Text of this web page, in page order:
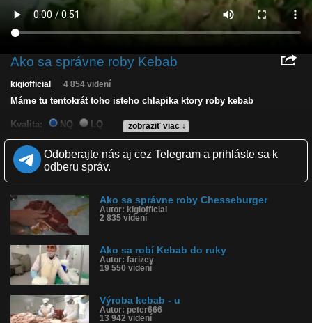
Ako sa správne roby Kebab
zobraziť viac ↓
kigiofficial 4 854 videní
Máme tu tentokrát toho isteho chlapika ktory roby kebab
Kvalita: NQ
LQ
Zverejnené: 16.7.2013 21:06
Páči sa: 40% (5 hlasov)
Obľúbené: 0
Komentárov: 6
Dľžka: 0:51
Tagy: kebab, robenie, ako sa robí
História sledovanosti videa:
Odoberajte nás aj cez Telegram a prihláste sa k
odberu správ.
Ako sa správne roby Chesseburger
Autor: kigiofficial
2 835 videní
Ako sa robí Kebab do ruky
Autor: farizey
19 550 videní
Výroba kebab - u
Autor: peter666
13 942 videní